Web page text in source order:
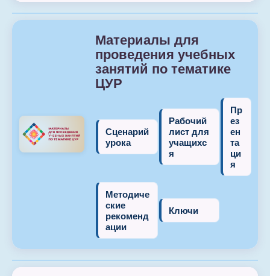
Материалы для
проведения учебных
занятий по тематике
ЦУР
Сценарий
урока
Рабочий
лист для
учащихс
я
Пр
ез
ен
та
ци
я
Методиче
ские
рекоменд
ации
Ключи